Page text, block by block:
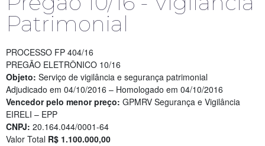
Patrimonial
PROCESSO FP 404/16
PREGÃO ELETRÔNICO 10/16
Objeto: Serviço de vigilância e segurança patrimonial
Adjudicado em 04/10/2016 – Homologado em 04/10/2016
Vencedor pelo menor preço: GPMRV Segurança e Vigilância
EIRELI – EPP
CNPJ: 20.164.044/0001-64
Valor Total R$ 1.100.000,00